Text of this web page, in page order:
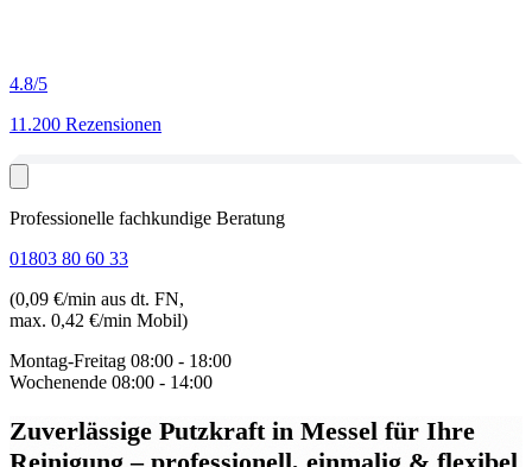
4.8/5
11.200 Rezensionen
Professionelle fachkundige Beratung
01803 80 60 33
(0,09 €/min aus dt. FN,
max. 0,42 €/min Mobil)
Montag-Freitag 08:00 - 18:00
Wochenende 08:00 - 14:00
Zuverlässige Putzkraft in Messel für Ihre